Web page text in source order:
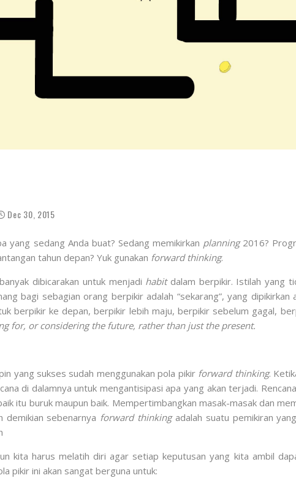
Dec 30, 2015
yang sedang Anda buat? Sedang memikirkan planning 2016?
tahun depan? Yuk gunakan forward thinking.
dibicarakan untuk menjadi habitdalam berpikir. Istilah yang
bagi sebagian orang berpikir adalah “sekarang”, yang dipikirkan
berpikir ke depan, berpikir lebih maju, berpikir sebelum gagal,
for, or considering the future, rather than just the present.
yang sukses sudah menggunakan pola pikir forward thinking.
di dalamnya untuk mengantisipasi apa yang akan terjadi.
itu buruk maupun baik. Mempertimbangkan masak-masak dan
demikian sebenarnya forward thinkingadalah suatu pemikiran
kita harus melatih diri agar setiap keputusan yang kita ambil
pikir ini akan sangat berguna untuk: